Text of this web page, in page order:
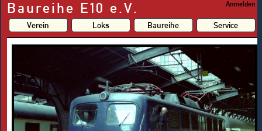
Baureihe E10 e.V. Anmelden
Verein Loks Baureihe Service